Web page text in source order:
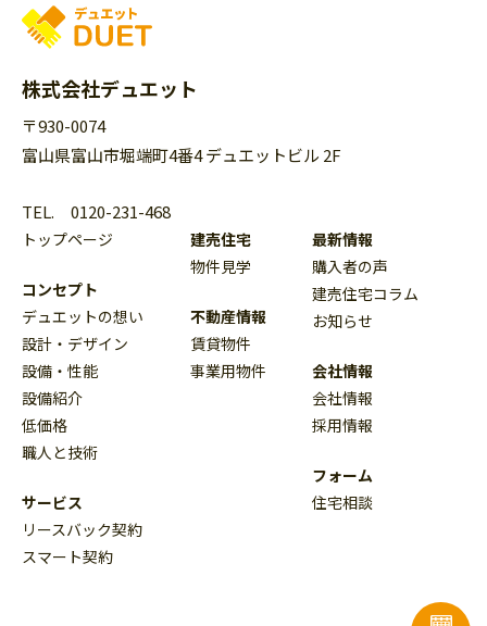
株式会社デュエット
〒930-0074
富山県富山市堀端町4番4 デュエットビル 2F
TEL. 0120-231-468
トップページ
コンセプト
デュエットの想い
設計・デザイン
設備・性能
設備紹介
低価格
職人と技術
サービス
リースバック契約
スマート契約
建売住宅
物件見学
不動産情報
賃貸物件
事業用物件
最新情報
購入者の声
建売住宅コラム
お知らせ
会社情報
会社情報
採用情報
フォーム
住宅相談